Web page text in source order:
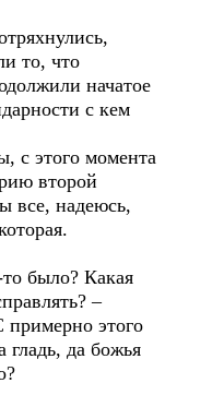
то, что
начатое
с кем
с этого момента
второй
все, надеюсь,
было? Какая
–
примерно этого
да божья